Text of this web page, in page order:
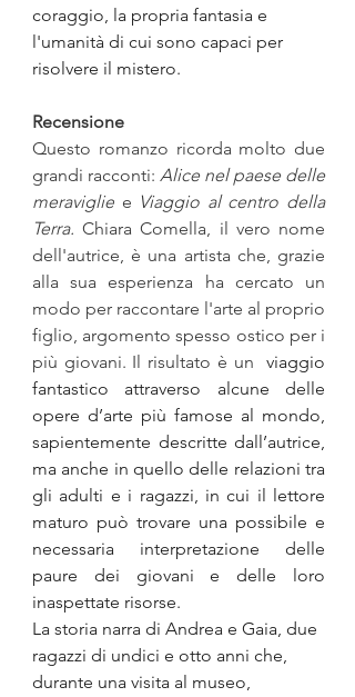
coraggio, la propria fantasia e
l'umanità di cui sono capaci per
risolvere il mistero.
Recensione
Questo romanzo ricorda molto due
grandi racconti: Alice nel paese delle
meraviglie e Viaggio al centro della
Terra. Chiara Comella, il vero nome
dell'autrice, è una artista che, grazie
alla sua esperienza ha cercato un
modo per raccontare l'arte al proprio
figlio, argomento spesso ostico per i
più giovani. Il risultato è un
viaggio
fantastico attraverso alcune delle
opere d’arte più famose al mondo,
sapientemente descritte dall’autrice,
ma anche in quello delle relazioni tra
gli adulti e i ragazzi, in cui il lettore
maturo può trovare una possibile e
necessaria interpretazione delle
paure dei giovani e delle loro
inaspettate risorse.
La storia narra di Andrea e Gaia, due
ragazzi di undici e otto anni che,
durante una visita al museo,